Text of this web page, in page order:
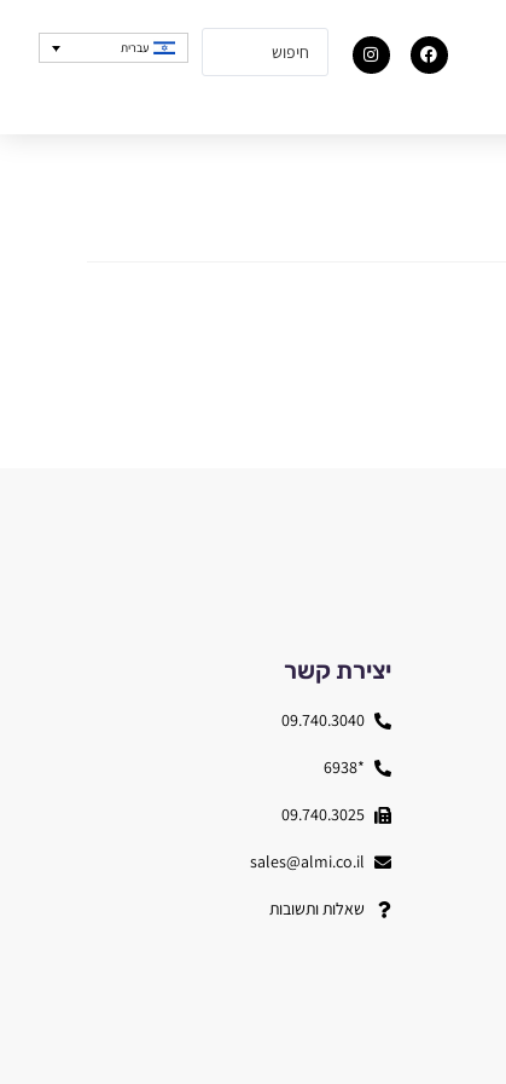
עברית
יצירת קשר
09.740.3040
*6938
09.740.3025
sales@almi.co.il
שאלות ותשובות